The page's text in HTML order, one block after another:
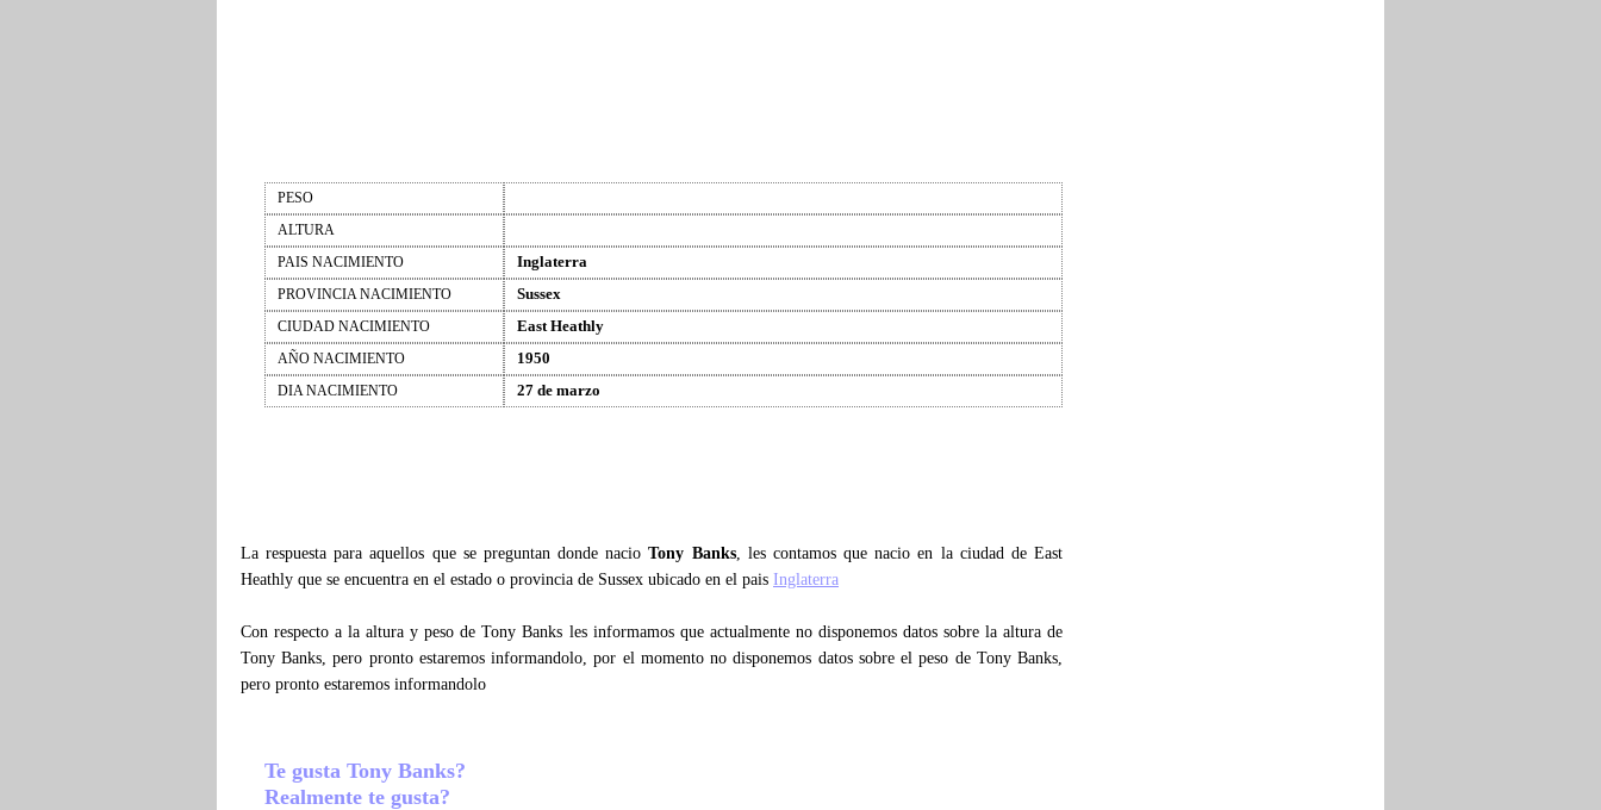
PESO
ALTURA
PAIS NACIMIENTO
Inglaterra
PROVINCIA NACIMIENTO Sussex
CIUDAD NACIMIENTO East Heathly
AÑO NACIMIENTO 1950
DIA NACIMIENTO 27 de marzo
La respuesta para aquellos que se preguntan donde nacioTony Banks, les contamos que nacio en la ciudad de East
Heathly que se encuentra en el estado o provincia de Sussex ubicado en el pais Inglaterra
Con respecto a la altura y peso de Tony Banks les informamos que actualmente no disponemos datos sobre la altura de
Tony Banks, pero pronto estaremos informandolo, por el momento no disponemos datos sobre el peso de Tony Banks,
pero pronto estaremos informandolo
Te gusta Tony Banks?
Realmente te gusta?